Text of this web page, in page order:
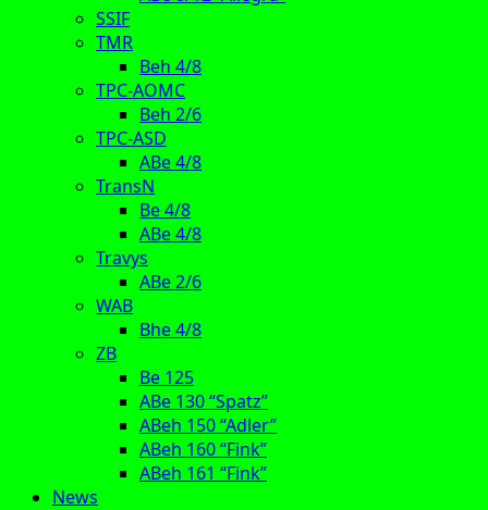
SSIF
TMR
Beh 4/8
TPC-AOMC
Beh 2/6
TPC-ASD
ABe 4/8
TransN
Be 4/8
ABe 4/8
Travys
ABe 2/6
WAB
Bhe 4/8
ZB
Be 125
ABe 130 “Spatz”
ABeh 150 “Adler”
ABeh 160 “Fink”
ABeh 161 “Fink”
News